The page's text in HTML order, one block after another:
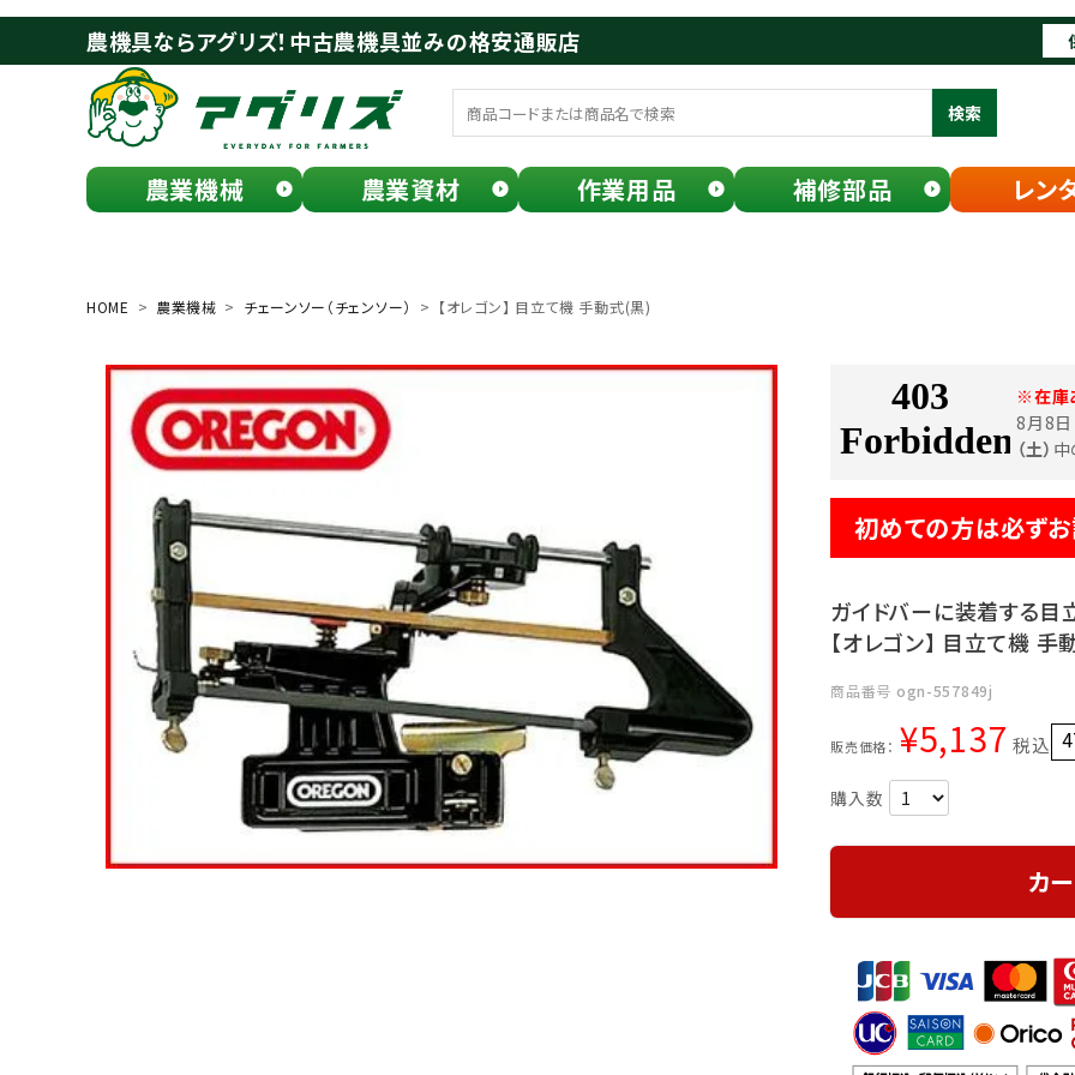
農機具ならアグリズ！中古農機具並みの格安通販店
検索
農業機械 農業資材 作業用品 補修部品 レン
search
HOME 農業機械 チェーンソー（チェンソー） 【オレゴン】 目立て機 手動式(黒)
※在庫
8月8日
（土） 中
初めての方は必ず
ガイドバーに装着する目
【オレゴン】 目立て機
商品番号 ogn-557849j
販売価格： ¥5,137 税込
カ